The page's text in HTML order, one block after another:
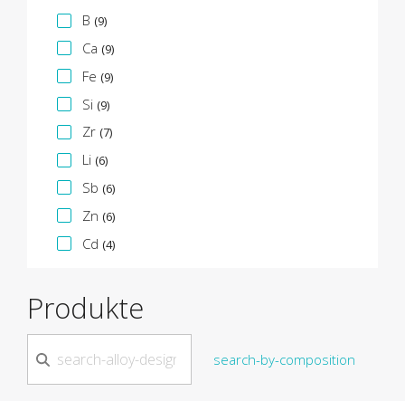
B (9)
Ca (9)
Fe (9)
Si (9)
Zr (7)
Li (6)
Sb (6)
Zn (6)
Cd (4)
Produkte
search-by-composition